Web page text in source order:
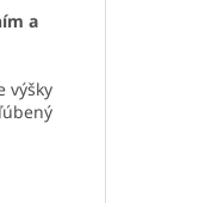
a
výšky